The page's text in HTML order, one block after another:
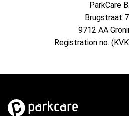
ParkCare
Brugstraat
9712 AA
Registration no.